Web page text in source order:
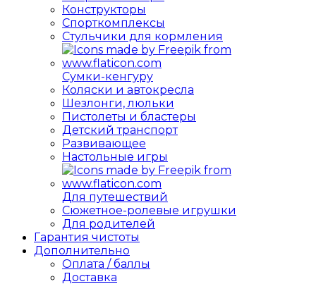
Конструкторы
Спорткомплексы
Стульчики для кормления
Сумки-кенгуру
Коляски и автокресла
Шезлонги, люльки
Пистолеты и бластеры
Детский транспорт
Развивающее
Настольные игры
Для путешествий
Сюжетное-ролевые игрушки
Для родителей
Гарантия чистоты
Дополнительно
Оплата / баллы
Доставка